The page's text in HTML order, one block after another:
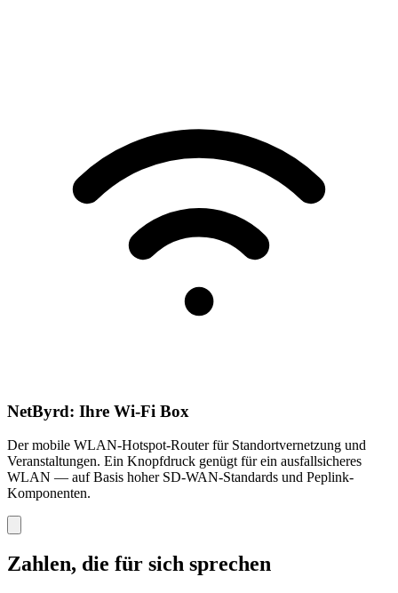
NetByrd: Ihre Wi-Fi Box
Der mobile WLAN-Hotspot-Router für Standortvernetzung und
Veranstaltungen. Ein Knopfdruck genügt für ein ausfallsicheres
WLAN — auf Basis hoher SD-WAN-Standards und Peplink-
Komponenten.
Zahlen, die für sich sprechen